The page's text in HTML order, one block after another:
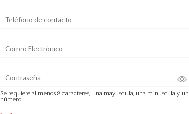
Se requiere al menos 8 caracteres, una mayúscula, una minúscula y un
número